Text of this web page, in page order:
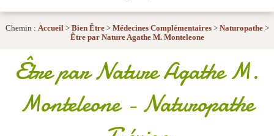
Chemin : Accueil> Bien Être> Médecines Complémentaires> Naturopathe>
Être par Nature Agathe M. Monteleone
Être par Nature Agathe M.
Monteleone- Naturopathe